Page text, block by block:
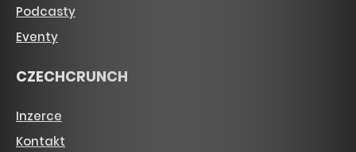
Podcasty
Eventy
CZECHCRUNCH
Inzerce
Kontakt